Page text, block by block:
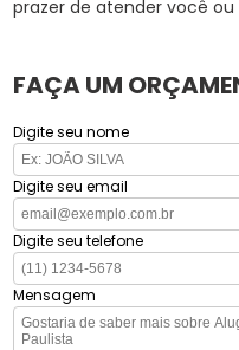
prazer de atender você
FAÇA UM
Digite seu nome
Digite seu email
Digite seu telefone
Mensagem